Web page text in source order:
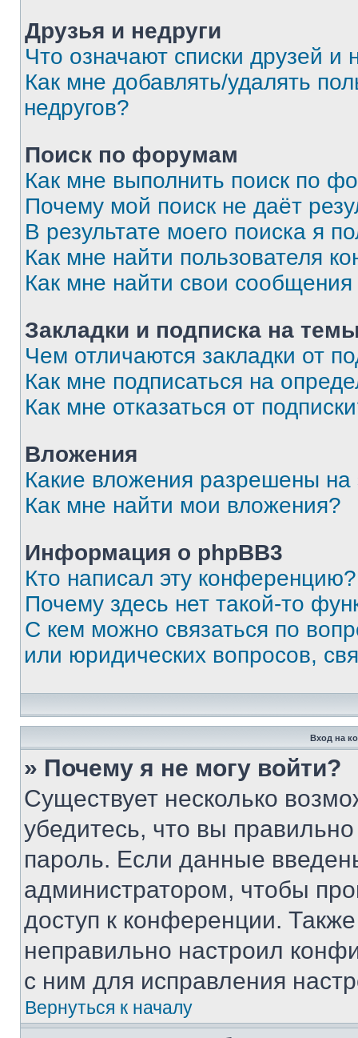
Друзья и недруги
Что означают списки друзей и
Как мне добавлять/удалять
недругов?
Поиск по форумам
Как мне выполнить поиск по
Почему мой поиск не даёт
В результате моего поиска я
Как мне найти пользователя
Как мне найти свои
Закладки и подписка на
Чем отличаются закладки от
Как мне подписаться на
Как мне отказаться от
Вложения
Какие вложения разрешены
Как мне найти мои вложения?
Информация о phpBB3
Кто написал эту конференцию?
Почему здесь нет такой-то
С кем можно связаться по
или юридических вопросов,
Вход на
» Почему я не могу войти?
Существует несколько
убедитесь, что вы
пароль. Если данные
администратором, чтобы
доступ к конференции.
неправильно настроил
с ним для исправления
Вернуться к началу